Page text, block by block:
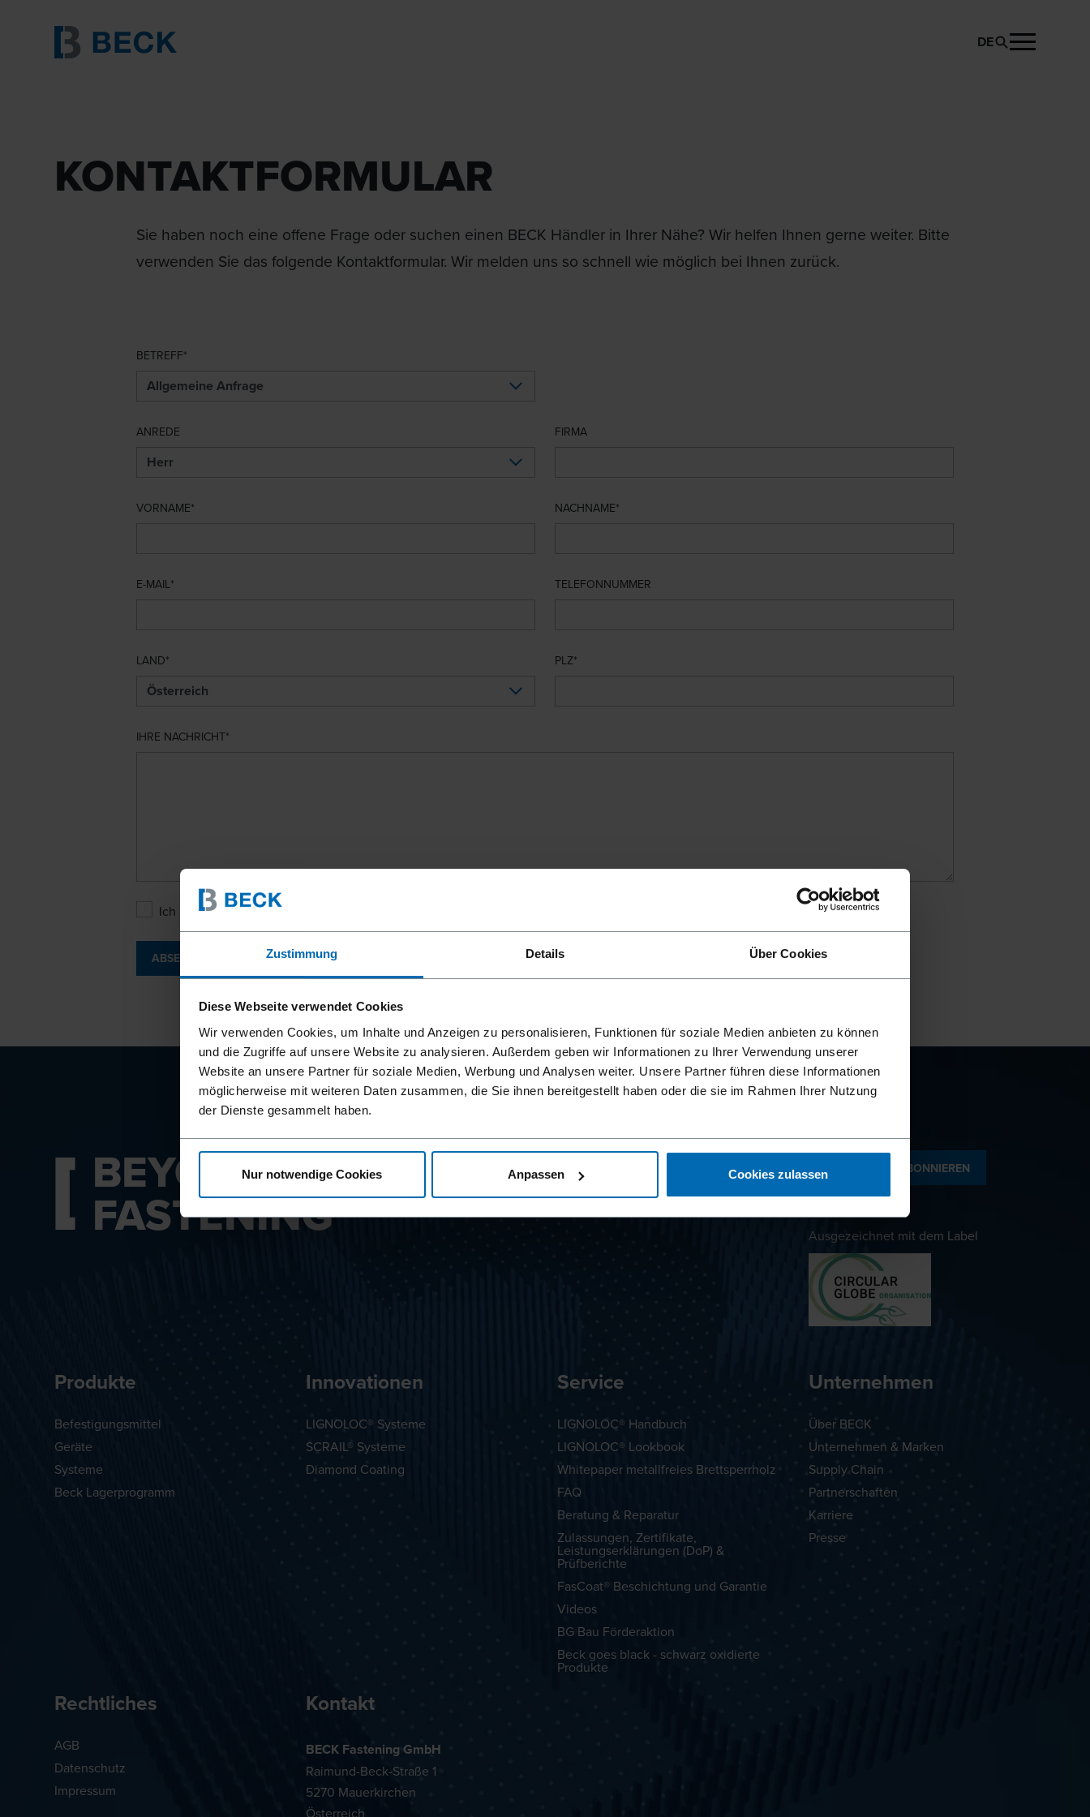
Zustimmung Details Über Cookies
Diese Webseite verwendet Cookies
Wir verwenden Cookies, um Inhalte und Anzeigen zu personalisieren, Funktionen für soziale Medien anbieten zu können
und die Zugriffe auf unsere Website zu analysieren. Außerdem geben wir Informationen zu Ihrer Verwendung unserer
Website an unsere Partner für soziale Medien, Werbung und Analysen weiter. Unsere Partner führen diese Informationen
möglicherweise mit weiteren Daten zusammen, die Sie ihnen bereitgestellt haben oder die sie im Rahmen Ihrer Nutzung
der Dienste gesammelt haben.
Nur notwendige Cookies Anpassen Cookies zulassen
DE
KONTAKTFORMULAR
Sie haben noch eine offene Frage oder suchen einen BECK Händler in Ihrer Nähe? Wir helfen Ihnen gerne weiter. Bitte
verwenden Sie das folgende Kontaktformular. Wir melden uns so schnell wie möglich bei Ihnen zurück.
BETREFF
ANREDE FIRMA
VORNAME NACHNAME
E-MAIL TELEFONNUMMER
LAND PLZ
IHRE NACHRICHT
Ich bin mit denDatenschutzbestimmungen
ABSENDEN
BEYOND
FASTENING
NEWSLETTER ABONNIEREN
Ausgezeichnet mit dem Label
Produkte
Befestigungsmittel
Geräte
Systeme
Beck Lagerprogramm
Innovationen
LIGNOLOC® Systeme
SCRAIL® Systeme
Diamond Coating
Service
LIGNOLOC® Handbuch
LIGNOLOC® Lookbook
Whitepaper metallfreies Brettsperrholz
FAQ
Beratung & Reparatur
Zulassungen, Zertifikate,
Leistungserklärungen (DoP) &
Prüfberichte
FasCoat® Beschichtung und Garantie
Videos
BG Bau Förderaktion
Beck goes black - schwarz oxidierte
Produkte
Unternehmen
Über BECK
Unternehmen & Marken
Supply Chain
Partnerschaften
Karriere
Presse
Rechtliches
AGB
Datenschutz
Impressum
Kontakt
BECK Fastening GmbH
Raimund-Beck-Straße 1
5270 Mauerkirchen
Österreich